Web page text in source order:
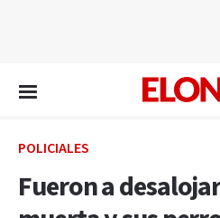
POLICIALES
Fueron a